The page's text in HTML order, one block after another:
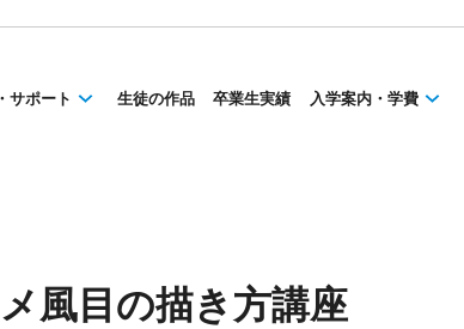
サポート 生徒の作品 卒業生実績 入学案内・学費
風目の描き方講座